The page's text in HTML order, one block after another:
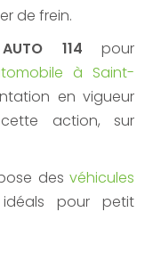
de frein.
114 pour
à Saint-
en vigueur
action, sur
des véhicules
idéals pour petit